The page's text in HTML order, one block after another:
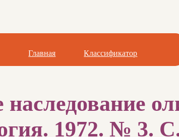
Главная Классификатор
1972. № 3.